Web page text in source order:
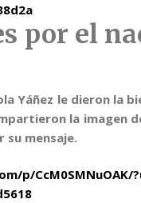
por el
Yáñez le dieron la
la imagen
su mensaje.
p/CcM0SMNuOAK/